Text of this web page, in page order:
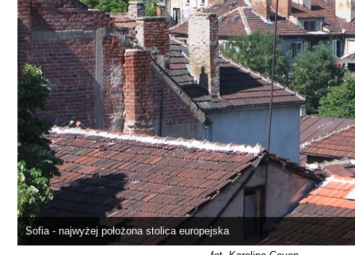
Sofia - najwyżej położona stolica europejska